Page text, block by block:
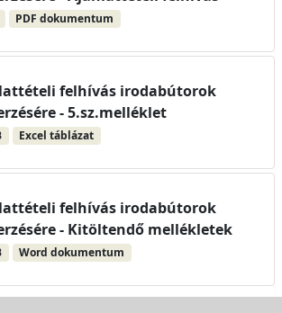
PDF dokumentum
felhívás irodabútorok
- 5.sz.melléklet
Excel táblázat
felhívás irodabútorok
- Kitöltendő mellékletek
Word dokumentum